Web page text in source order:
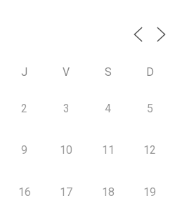
J V S D
2 3 4 5
9 10 11 12
16 17 18 19